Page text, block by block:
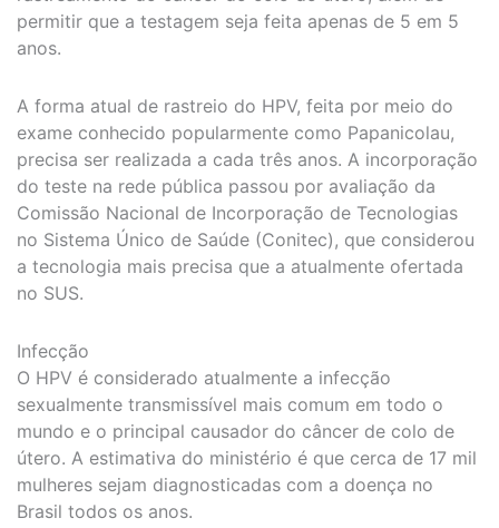
permitir que a testagem seja feita apenas de 5 em 5
anos.
A forma atual de rastreio do HPV, feita por meio do
exame conhecido popularmente como Papanicolau,
precisa ser realizada a cada três anos. A incorporação
do teste na rede pública passou por avaliação da
Comissão Nacional de Incorporação de Tecnologias
no Sistema Único de Saúde (Conitec), que considerou
a tecnologia mais precisa que a atualmente ofertada
no SUS.
Infecção
O HPV é considerado atualmente a infecção
sexualmente transmissível mais comum em todo o
mundo e o principal causador do câncer de colo de
útero. A estimativa do ministério é que cerca de 17 mil
mulheres sejam diagnosticadas com a doença no
Brasil todos os anos.